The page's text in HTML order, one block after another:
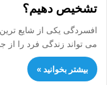
تشخیص دهیم؟
افسردگی یکی از شایع
می تواند زندگی فرد را از
بیشتر بخوانید »